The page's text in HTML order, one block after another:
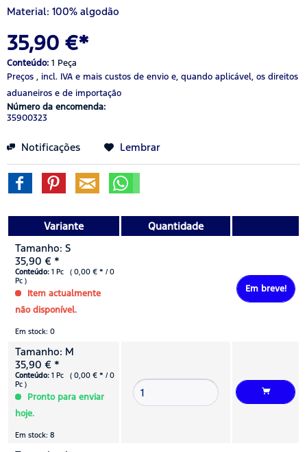
Material: 100% algodão
35,90 €*
Conteúdo: 1 Peça
Preços , incl. IVA e mais custos de envio e, quando aplicável, os direitos
aduaneiros e de importação
Número da encomenda:
35900323
Notificações Lembrar
Variante
Quantidade
Tamanho: S
35,90 € *
Conteúdo: 1 Pc ( 0,00 € * / 0
Pc )
Item actualmente
não disponível.
Em stock: 0
Em breve!
Tamanho: M
35,90 € *
Conteúdo: 1 Pc ( 0,00 € * / 0
Pc )
Pronto para enviar
hoje.
Em stock: 8